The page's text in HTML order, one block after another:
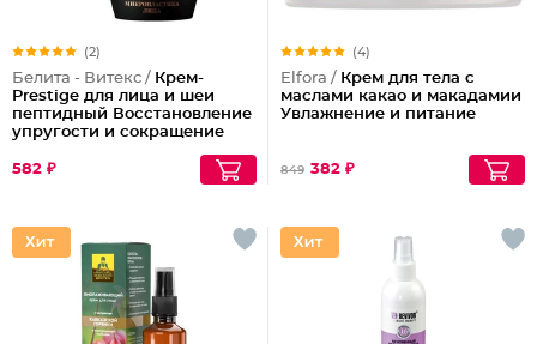
(2)
Белита - Витекс / Крем-
Prestige для лица и шеи
пептидный Восстановление
упругости и сокращение
582 ₽
(4)
Elfora / Крем для тела с
маслами какао и макадамии
Увлажнение и питание
849 382 ₽